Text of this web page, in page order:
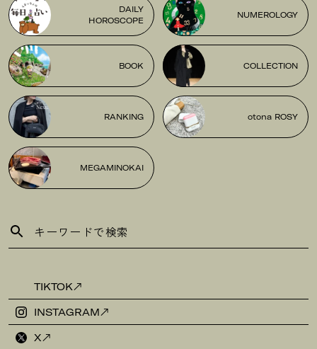
DAILY
HOROSCOPE
NUMEROLOGY
BOOK COLLECTION
RANKING otona ROSY
MEGAMINOKAI
TIKTOK
INSTAGRAM
X